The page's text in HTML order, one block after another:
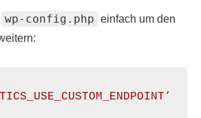
wp-config.php einfach um den